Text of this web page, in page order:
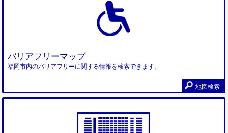
バリアフリーマップ
福岡市内のバリアフリーに関する情報を検索できます。
地図検索